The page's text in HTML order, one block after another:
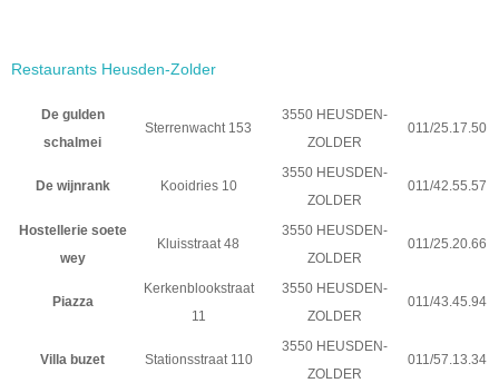
Restaurants Heusden-Zolder
De gulden
schalmei
Sterrenwacht 153
3550 HEUSDEN-
ZOLDER
011/25.17.50
De wijnrank Kooidries 10
3550 HEUSDEN-
ZOLDER
011/42.55.57
Hostellerie soete
wey
Kluisstraat 48
3550 HEUSDEN-
ZOLDER
011/25.20.66
Piazza
Kerkenblookstraat
11
3550 HEUSDEN-
ZOLDER
011/43.45.94
Villa buzet Stationsstraat 110
3550 HEUSDEN-
ZOLDER
011/57.13.34